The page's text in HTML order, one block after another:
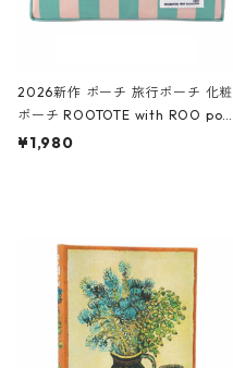
2026新作 ポーチ 旅行ポーチ 化粧
ポーチ ROOTOTE with ROO pou
ch 3532 ルートート WR.ポーチ.ラ
¥1,980